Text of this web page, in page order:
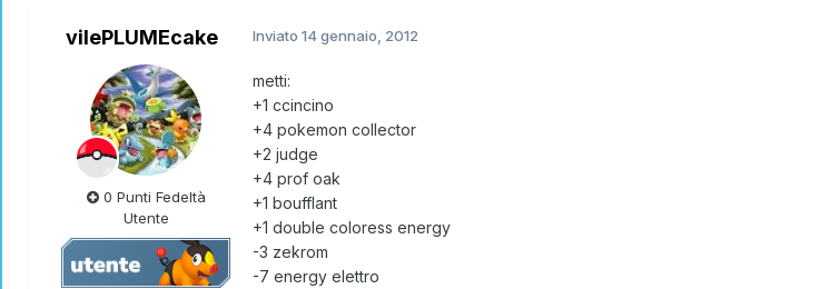
vilePLUMEcake
0 Punti Fedeltà
Utente
Inviato 14 gennaio, 2012
metti:
+1 ccincino
+4 pokemon collector
+2 judge
+4 prof oak
+1 boufflant
+1 double coloress energy
-3 zekrom
-7 energy elettro